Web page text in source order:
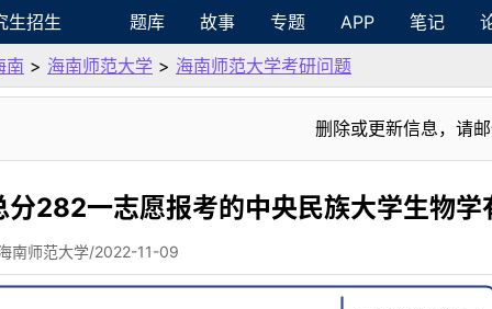
生招生 题库 故事 专题 APP 笔记
南 > 海南师范大学 > 海南师范大学考研问题
删除或更新信息，请
分282一志愿报考的中央民族大学生物学
南师范大学/2022-11-09